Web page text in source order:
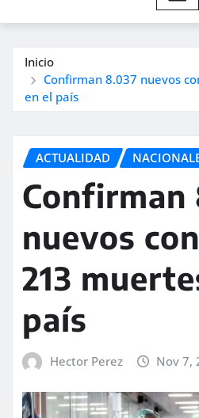
Inicio
Confirman 8.037 nuevos
en el país
ACTUALIDAD
Confirman
nuevos
213
país
Hector Perez Nov 7,